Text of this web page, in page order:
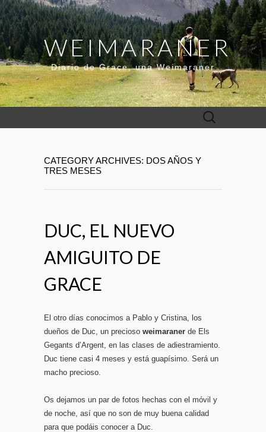
WEIMARANER
Diario de Grace, una Weimaraner
Buscar:
CATEGORY ARCHIVES: DOS AÑOS Y
TRES MESES
DUC, EL NUEVO
AMIGUITO DE
GRACE
El otro días conocimos a Pablo y Cristina, los
dueños de Duc, un precioso weimaraner de Els
Gegants d’Argent, en las clases de adiestramiento.
Duc tiene casi 4 meses y está guapísimo. Será un
macho precioso.
Os dejamos un par de fotos hechas con el móvil y
de noche, así que no son de muy buena calidad
para que podáis conocer a Duc.